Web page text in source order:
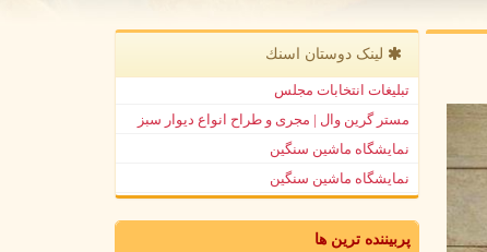
لینک دوستان اسنك
تبلیغات انتخابات مجلس
مستر گرین وال | مجری و طراح انواع دیوار سبز
نمایشگاه ماشین سنگین
نمایشگاه ماشین سنگین
پربیننده ترین ها